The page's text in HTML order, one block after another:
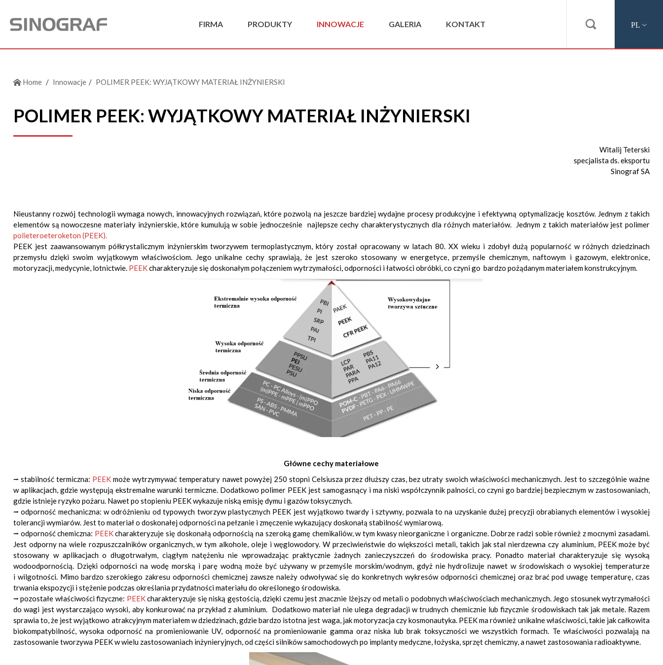
FIRMA PRODUKTY INNOWACJE GALERIA KONTAKT  PL
Home Innowacje POLIMER PEEK: WYJĄTKOWY MATERIAŁ INŻYNIERSKI
POLIMER PEEK: WYJĄTKOWY MATERIAŁ INŻYNIERSKI
Witalij Teterski
specjalista ds. eksportu
Sinograf SA
Nieustanny rozwój technologii wymaga nowych, innowacyjnych rozwiązań, które pozwolą na jeszcze bardziej wydajne procesy produkcyjne i efektywną optymalizację kosztów. Jednym z takich
elementów są nowoczesne materiały inżynierskie, które kumulują w sobie jednocześnie najlepsze cechy charakterystycznych dla różnych materiałów. Jednym z takich materiałów jest polimer
polieteroeteroketon (PEEK).
PEEK jest zaawansowanym półkrystalicznym inżynierskim tworzywem termoplastycznym, który został opracowany w latach 80. XX wieku i zdobył dużą popularność w różnych dziedzinach
przemysłu dzięki swoim wyjątkowym właściwościom. Jego unikalne cechy sprawiają, że jest szeroko stosowany w energetyce, przemyśle chemicznym, naftowym i gazowym, elektronice,
motoryzacji, medycynie, lotnictwie. PEEKcharakteryzuje się doskonałym połączeniem wytrzymałości, odporności i łatwości obróbki, co czyni go bardzo pożądanym materiałem konstrukcyjnym.
Główne cechy materiałowe
⭢ stabilność termiczna: PEEK może wytrzymywać temperatury nawet powyżej 250 stopni Celsiusza przez dłuższy czas, bez utraty swoich właściwości mechanicznych. Jest to szczególnie ważne
w aplikacjach, gdzie występują ekstremalne warunki termiczne. Dodatkowo polimer PEEK jest samogasnący i ma niski współczynnik palności, co czyni go bardziej bezpiecznym w zastosowaniach,
gdzie istnieje ryzyko pożaru. Nawet po stopieniu PEEK wykazuje niską emisję dymu i gazów toksycznych.
⭢ odporność mechaniczna: w odróżnieniu od typowych tworzyw plastycznych PEEK jest wyjątkowo twardy i sztywny, pozwala to na uzyskanie dużej precyzji obrabianych elementów i wysokiej
tolerancji wymiarów. Jest to materiał o doskonałej odporności na pełzanie i zmęczenie wykazujący doskonałą stabilność wymiarową.
⭢ odporność chemiczna: PEEKcharakteryzuje się doskonałą odpornością na szeroką gamę chemikaliów, w tym kwasy nieorganiczne i organiczne. Dobrze radzi sobie również z mocnymi zasadami.
Jest odporny na wiele rozpuszczalników organicznych, w tym alkohole, oleje i węglowodory. W przeciwieństwie do większości metali, takich jak stal nierdzewna czy aluminium, PEEK może być
stosowany w aplikacjach o długotrwałym, ciągłym natężeniu nie wprowadzając praktycznie żadnych zanieczyszczeń do środowiska pracy. Ponadto materiał charakteryzuje się wysoką
wodoodpornością. Dzięki odporności na wodę morską i parę wodną może być używany w przemyśle morskim/wodnym, gdyż nie hydrolizuje nawet w środowiskach o wysokiej temperaturze
i wilgotności. Mimo bardzo szerokiego zakresu odporności chemicznej zawsze należy odwoływać się do konkretnych wykresów odporności chemicznej oraz brać pod uwagę temperaturę, czas
trwania ekspozycji i stężenie podczas określania przydatności materiału do określonego środowiska.
⭢ pozostałe właściwości fizyczne: PEEKcharakteryzuje się niską gęstością, dzięki czemu jest znacznie lżejszy od metali o podobnych właściwościach mechanicznych. Jego stosunek wytrzymałości
do wagi jest wystarczająco wysoki, aby konkurować na przykład z aluminium. Dodatkowo materiał nie ulega degradacji w trudnych chemicznie lub fizycznie środowiskach tak jak metale. Razem
sprawia to, że jest wyjątkowo atrakcyjnym materiałem w dziedzinach, gdzie bardzo istotna jest waga, jak motoryzacja czy kosmonautyka. PEEK ma również unikalne właściwości, takie jak całkowita
biokompatybilność, wysoka odporność na promieniowanie UV, odporność na promieniowanie gamma oraz niska lub brak toksyczności we wszystkich formach. Te właściwości pozwalają na
zastosowanie tworzywa PEEK w wielu zastosowaniach inżynieryjnych, od części silników samochodowych po implanty medyczne, łożyska, sprzęt chemiczny, a nawet zastosowania radioaktywne.